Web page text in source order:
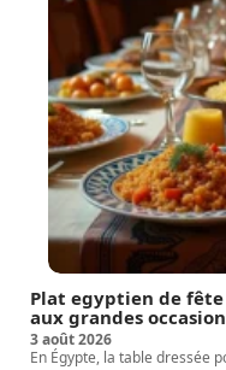
Plat egyptien de
aux grandes
3 août 2026
En Égypte, la table dressée